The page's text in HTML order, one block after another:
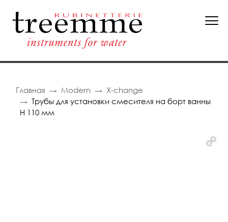
Главная Modern
X-change
Трубы для установки смесителя на борт ванны
H 110 мм